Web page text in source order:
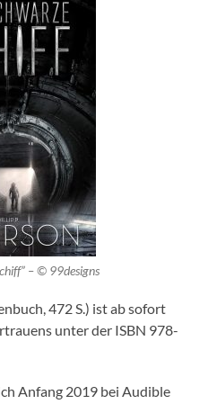
– © 99designs
472 S.) ist ab sofort
unter der ISBN 978-
Anfang 2019 bei Audible